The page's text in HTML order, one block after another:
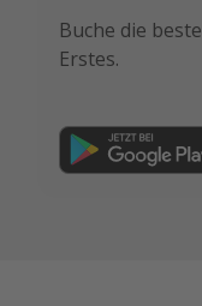
Buche die
Erstes.